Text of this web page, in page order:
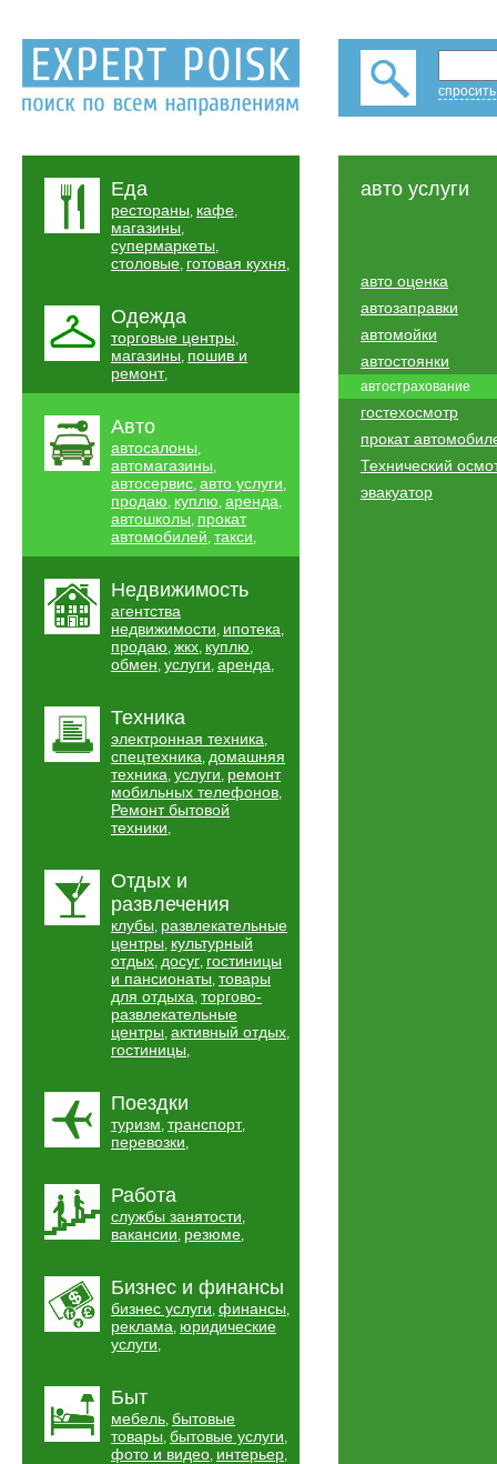
Еда
рестораны, кафе,
магазины,
супермаркеты,
столовые, готовая кухня,
Одежда
торговые центры,
магазины, пошив и
ремонт,
Авто
автосалоны,
автомагазины,
автосервис, авто услуги,
продаю, куплю, аренда,
автошколы, прокат
автомобилей, такси,
Недвижимость
агентства
недвижимости, ипотека,
продаю, жкх, куплю,
обмен, услуги, аренда,
Техника
электронная техника,
спецтехника, домашняя
техника, услуги, ремонт
мобильных телефонов,
Ремонт бытовой
техники,
Отдых и
развлечения
клубы, развлекательные
центры, культурный
отдых, досуг, гостиницы
и пансионаты, товары
для отдыха, торгово-
развлекательные
центры, активный отдых,
гостиницы,
Поездки
туризм, транспорт,
перевозки,
Работа
службы занятости,
вакансии, резюме,
Бизнес и финансы
бизнес услуги, финансы,
реклама, юридические
услуги,
Быт
мебель, бытовые
товары, бытовые услуги,
фото и видео, интерьер,
авто услуги
авто оценка
автозаправки
автомойки
автостоянки
автострахование
гостехосмотр
прокат
Технический
эвакуатор